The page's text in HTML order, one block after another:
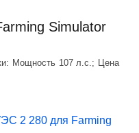
Simulator
Мощность 107 л.c.; Цена